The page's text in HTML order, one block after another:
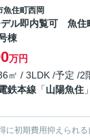
魚住町西岡
デル即内覧可 魚
棟
万円
㎡ / 3LDK /予定 /2
鉄本線 「山陽魚住
に初期費用抑えられ